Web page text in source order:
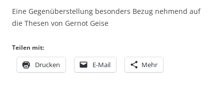
Eine Gegenüberstellung besonders Bezug nehmend auf
die Thesen von Gernot Geise
Teilen mit:
Drucken E-Mail Mehr